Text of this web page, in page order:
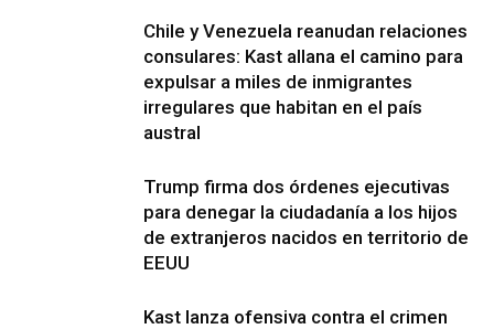
Chile y Venezuela reanudan relaciones
consulares: Kast allana el camino para
expulsar a miles de inmigrantes
irregulares que habitan en el país
austral
Trump firma dos órdenes ejecutivas
para denegar la ciudadanía a los hijos
de extranjeros nacidos en territorio de
EEUU
Kast lanza ofensiva contra el crimen